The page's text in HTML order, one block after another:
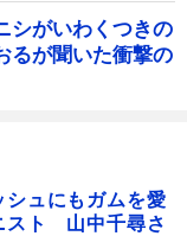
シがいわくつきの
が聞いた衝撃の
シュにもガムを愛
スト 山中千尋さ